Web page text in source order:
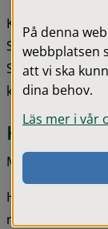
Kunnan
Sähköposti:
Sähköposti
Maanantai -
Huomioi että
ruotsiksi. Voit
På denna
webbplatsen
att vi ska
dina behov.
Läs mer i vår